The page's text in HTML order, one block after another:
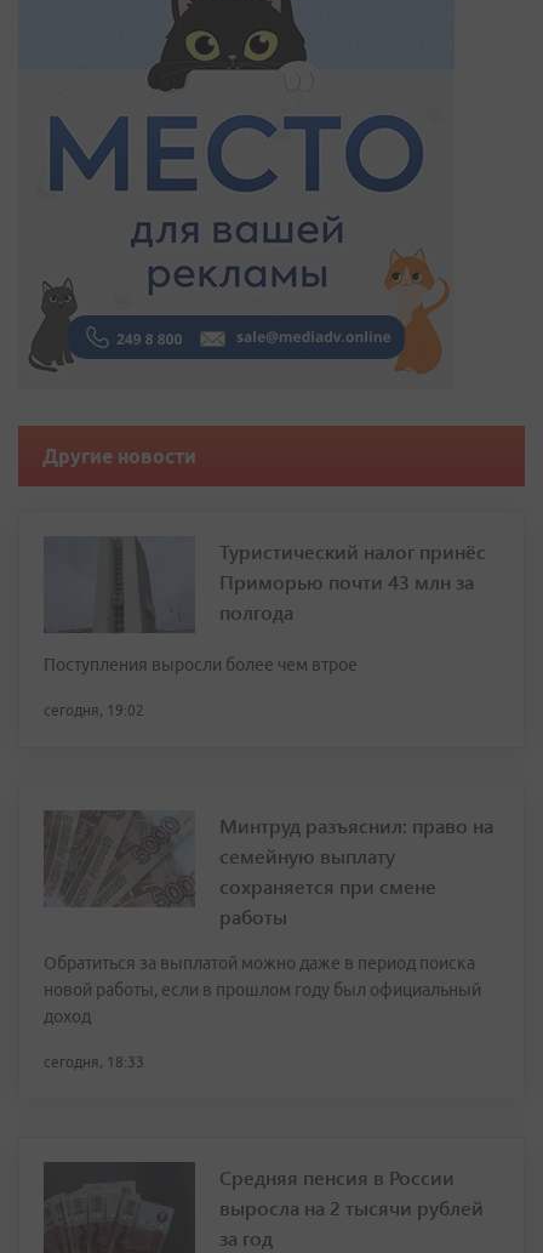
Другие новости
Туристический налог принёс
Приморью почти 43 млн за
полгода
Поступления выросли более чем втрое
сегодня, 19:02
Минтруд разъяснил: право на
семейную выплату
сохраняется при смене
работы
Обратиться за выплатой можно даже в период поиска
новой работы, если в прошлом году был официальный
доход
сегодня, 18:33
Средняя пенсия в России
выросла на 2 тысячи рублей
за год